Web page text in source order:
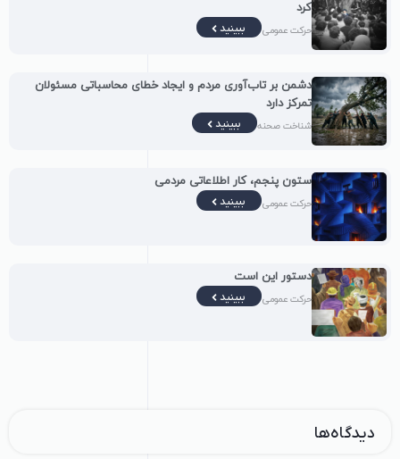
کرد
حرکت عمومی ببینید
دشمن بر تاب‌آوری مردم و ایجاد خطای محاسباتی مسئولان
تمرکز دارد
شناخت صحنه ببینید
ستون پنجم، کار اطلاعاتی مردمی
حرکت عمومی ببینید
دستور این است
حرکت عمومی ببینید
دیدگاه‌ها